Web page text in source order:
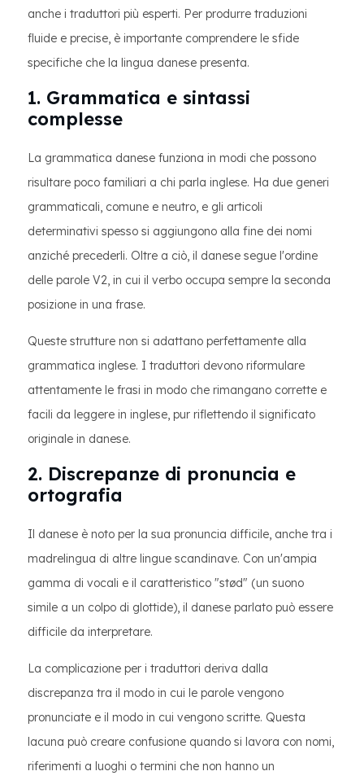
anche i traduttori più esperti. Per produrre traduzioni
fluide e precise, è importante comprendere le sfide
specifiche che la lingua danese presenta.
1. Grammatica e sintassi
complesse
La grammatica danese funziona in modi che possono
risultare poco familiari a chi parla inglese. Ha due generi
grammaticali, comune e neutro, e gli articoli
determinativi spesso si aggiungono alla fine dei nomi
anziché precederli. Oltre a ciò, il danese segue l'ordine
delle parole V2, in cui il verbo occupa sempre la seconda
posizione in una frase.
Queste strutture non si adattano perfettamente alla
grammatica inglese. I traduttori devono riformulare
attentamente le frasi in modo che rimangano corrette e
facili da leggere in inglese, pur riflettendo il significato
originale in danese.
2. Discrepanze di pronuncia e
ortografia
Il danese è noto per la sua pronuncia difficile, anche tra i
madrelingua di altre lingue scandinave. Con un'ampia
gamma di vocali e il caratteristico "stød" (un suono
simile a un colpo di glottide), il danese parlato può essere
difficile da interpretare.
La complicazione per i traduttori deriva dalla
discrepanza tra il modo in cui le parole vengono
pronunciate e il modo in cui vengono scritte. Questa
lacuna può creare confusione quando si lavora con nomi,
riferimenti a luoghi o termini che non hanno un